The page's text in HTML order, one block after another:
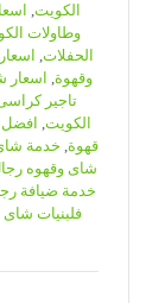
الكويت,
وطاولات
الحفلات,
وقهوة,
تاجير
الكويت,
قهوة, خدمة
شاى وقهوه
خدمة ضيافة
فلبنيات شاى